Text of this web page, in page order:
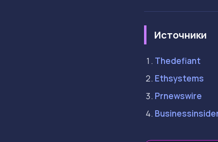
Источники
Thedefiant
Ethsystems
Prnewswire